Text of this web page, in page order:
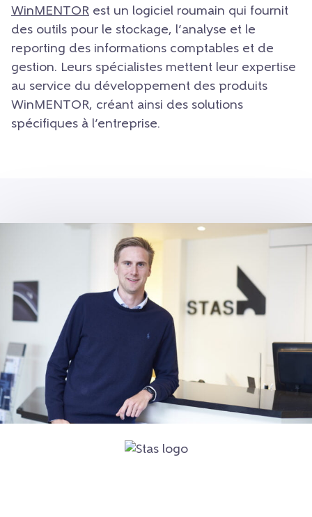
WinMENTOR est un logiciel roumain qui fournit
des outils pour le stockage, l’analyse et le
reporting des informations comptables et de
gestion. Leurs spécialistes mettent leur expertise
au service du développement des produits
WinMENTOR, créant ainsi des solutions
spécifiques à l’entreprise.